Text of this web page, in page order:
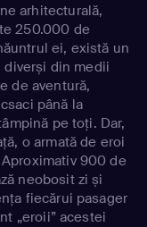
arhitecturală,
250.000 de
ei, există un
din medii
de aventură,
până la
pe toți. Dar,
o armată de eroi
900 de
neobosit zi și
fiecărui pasager
„eroii” acestei